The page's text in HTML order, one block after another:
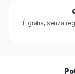
È gratis, senza